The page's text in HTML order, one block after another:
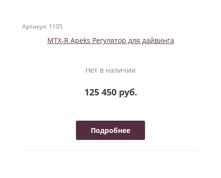
Артикул: 1105
MTX-R Apeks Регулятор для дайвинга
Нет в наличии
125 450 руб.
Подробнее